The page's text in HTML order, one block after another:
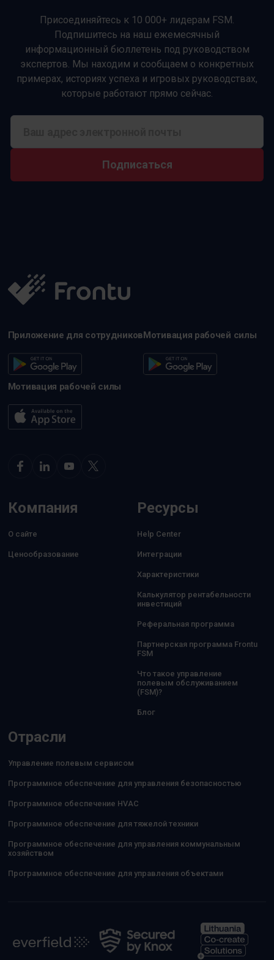
Присоединяйтесь к 10 000+ лидерам FSM.
Подпишитесь на наш ежемесячный
информационный бюллетень под руководством
экспертов. Мы находим и сообщаем о конкретных
примерах, историях успеха и игровых руководствах,
которые работают прямо сейчас.
Подписаться
Приложение для сотрудниковМотивация рабочей силы
Мотивация рабочей силы
Компания
О сайте
Ценообразование
Ресурсы
Help Center
Интеграции
Характеристики
Калькулятор рентабельности
инвестиций
Реферальная программа
Партнерская программа Frontu
FSM
Что такое управление
полевым обслуживанием
(FSM)?
Блог
Отрасли
Управление полевым сервисом
Программное обеспечение для управления безопасностью
Программное обеспечение HVAC
Программное обеспечение для тяжелой техники
Программное обеспечение для управления коммунальным
хозяйством
Программное обеспечение для управления объектами